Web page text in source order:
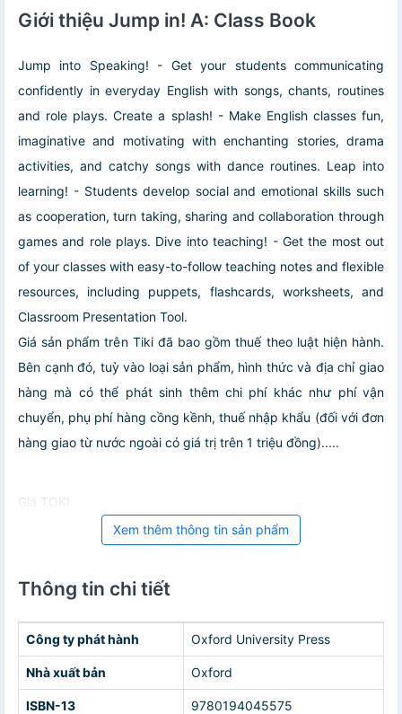
Giới thiệu Jump in! A: Class Book
Jump into Speaking! - Get your students communicating
confidently in everyday English with songs, chants, routines
and role plays. Create a splash! - Make English classes fun,
imaginative and motivating with enchanting stories, drama
activities, and catchy songs with dance routines. Leap into
learning! - Students develop social and emotional skills such
as cooperation, turn taking, sharing and collaboration through
games and role plays. Dive into teaching! - Get the most out
of your classes with easy-to-follow teaching notes and flexible
resources, including puppets, flashcards, worksheets, and
Classroom Presentation Tool.
Giá sản phẩm trên Tiki đã bao gồm thuế theo luật hiện hành.
Bên cạnh đó, tuỳ vào loại sản phẩm, hình thức và địa chỉ giao
hàng mà có thể phát sinh thêm chi phí khác như phí vận
chuyển, phụ phí hàng cồng kềnh, thuế nhập khẩu (đối với đơn
hàng giao từ nước ngoài có giá trị trên 1 triệu đồng).....
Giá TOKI
Xem thêm thông tin sản phẩm
Thông tin chi tiết
Công ty phát hành Oxford University Press
Nhà xuất bản Oxford
ISBN-13 9780194045575